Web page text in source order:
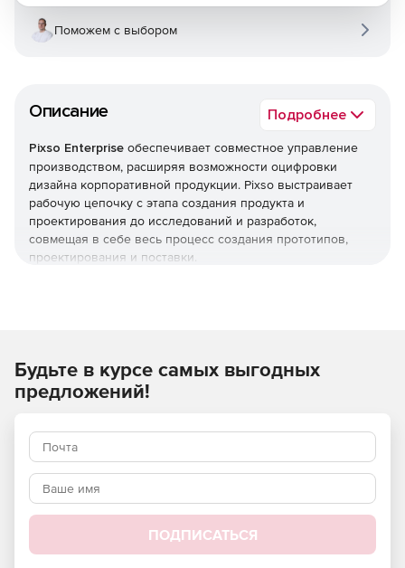
Описание Подробнее
Pixso Enterprise обеспечивает совместное управление
производством, расширяя возможности оцифровки
дизайна корпоративной продукции. Pixso выстраивает
рабочую цепочку с этапа создания продукта и
проектирования до исследований и разработок,
совмещая в себе весь процесс создания прототипов,
проектирования и поставки.
гибридной работы.
Интегрируется с различными инструментами
Упрощает процесс передачи по коду iOS или CSS.
Панель администратора для защиты корпоративных
Поможем с выбором
Будьте в курсе самых выгодных
предложений!
ПОДПИСАТЬСЯ